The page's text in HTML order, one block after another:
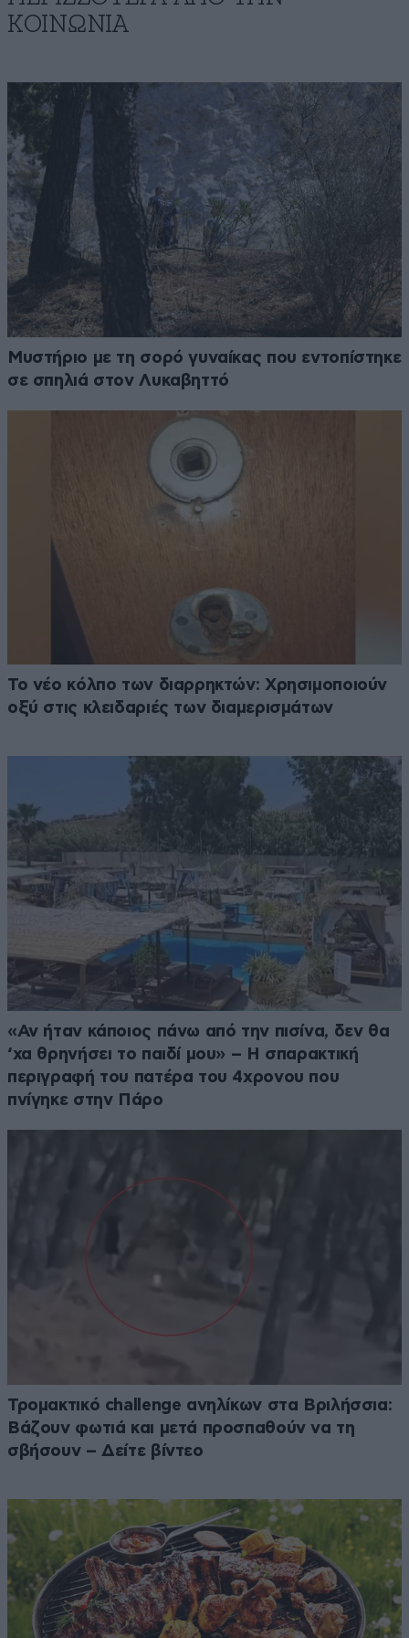
ΚΟΙΝΩΝΙΑ
Μυστήριο με τη σορό γυναίκας που εντοπίστηκε
σε σπηλιά στον Λυκαβηττό
Το νέο κόλπο των διαρρηκτών: Χρησιμοποιούν
οξύ στις κλειδαριές των διαμερισμάτων
«Αν ήταν κάποιος πάνω από την πισίνα, δεν θα
‘χα θρηνήσει το παιδί μου» – Η σπαρακτική
περιγραφή του πατέρα του 4χρονου που
πνίγηκε στην Πάρο
Τρομακτικό challenge ανηλίκων στα Βριλήσσια:
Βάζουν φωτιά και μετά προσπαθούν να τη
σβήσουν – Δείτε βίντεο